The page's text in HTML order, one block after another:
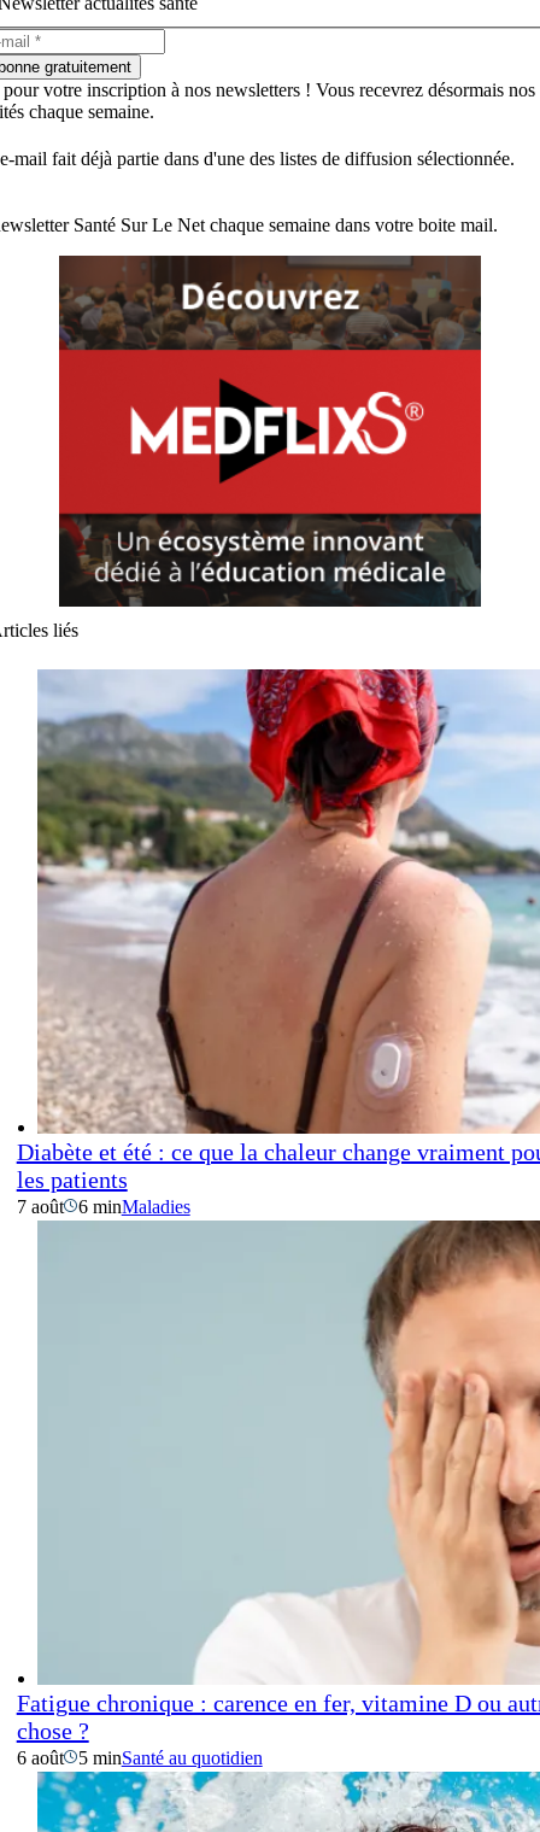
gratuitement
votre inscription à nos newsletters ! Vous recevrez désormais nos
chaque semaine.
mail fait déjà partie dans d'une des listes de diffusion sélectionnée.
Santé Sur Le Net chaque semaine dans votre boite mail.
liés
Diabète et été : ce que la chaleur change vraiment
les patients
7 août 6 minMaladies
Fatigue chronique : carence en fer, vitamine D ou
chose ?
6 août 5 minSanté au quotidien